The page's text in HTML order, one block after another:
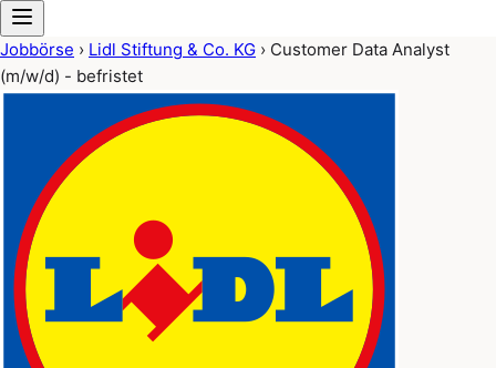
Jobbörse › Lidl Stiftung & Co. KG › Customer Data Analyst
(m/w/d) - befristet